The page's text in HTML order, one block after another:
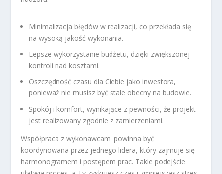
Minimalizacja błędów w realizacji, co przekłada się
na wysoką jakość wykonania.
Lepsze wykorzystanie budżetu, dzięki zwiększonej
kontroli nad kosztami.
Oszczędność czasu dla Ciebie jako inwestora,
ponieważ nie musisz być stale obecny na budowie.
Spokój i komfort, wynikające z pewności, że projekt
jest realizowany zgodnie z zamierzeniami.
Współpraca z wykonawcami powinna być
koordynowana przez jednego lidera, który zajmuje się
harmonogramem i postępem prac. Takie podejście